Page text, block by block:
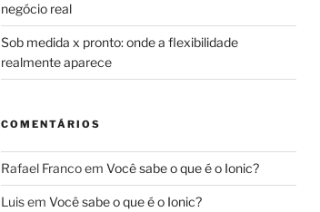
negócio real
Sob medida x pronto: onde a flexibilidade
realmente aparece
COMENTÁRIOS
Rafael Francoem Você sabe o que é o Ionic?
Luisem Você sabe o que é o Ionic?